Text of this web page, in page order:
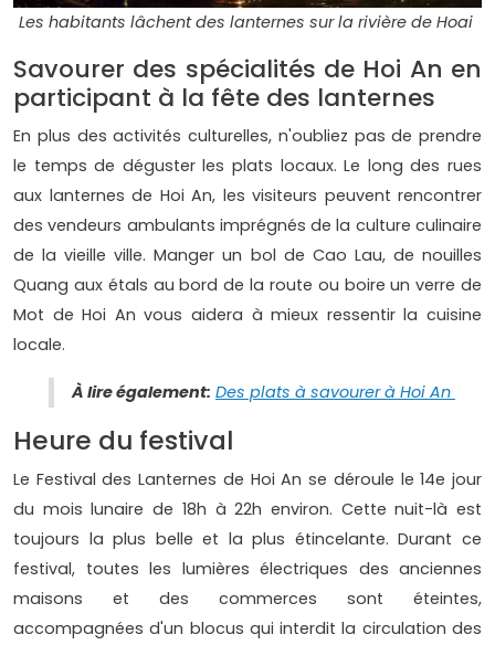
Les habitants lâchent des lanternes sur la rivière de Hoai
Savourer des spécialités de Hoi An en
participant à la fête des lanternes
En plus des activités culturelles, n'oubliez pas de prendre
le temps de déguster les plats locaux. Le long des rues
aux lanternes de Hoi An, les visiteurs peuvent rencontrer
des vendeurs ambulants imprégnés de la culture culinaire
de la vieille ville. Manger un bol de Cao Lau, de nouilles
Quang aux étals au bord de la route ou boire un verre de
Mot de Hoi An vous aidera à mieux ressentir la cuisine
locale.
À lire également: Des plats à savourer à Hoi An
Heure du festival
Le Festival des Lanternes de Hoi An se déroule le 14e jour
du mois lunaire de 18h à 22h environ. Cette nuit-là est
toujours la plus belle et la plus étincelante. Durant ce
festival, toutes les lumières électriques des anciennes
maisons et des commerces sont éteintes,
accompagnées d'un blocus qui interdit la circulation des